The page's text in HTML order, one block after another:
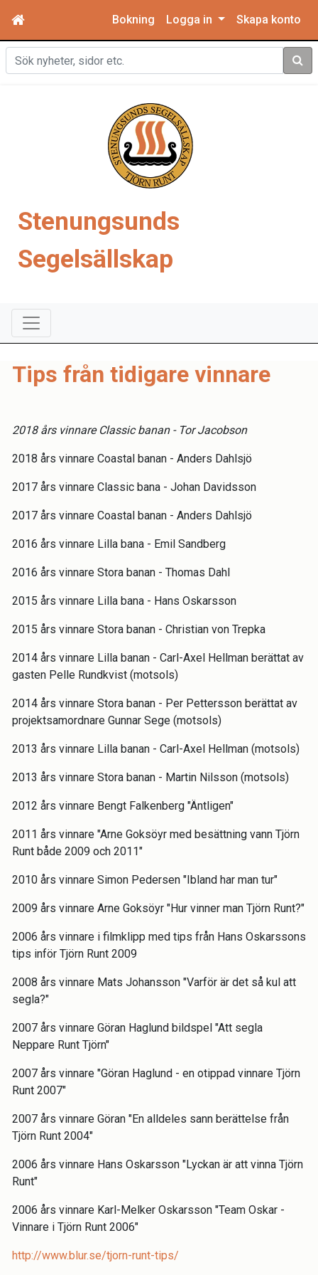
Bokning Logga in Skapa konto
Sök
Stenungsunds
Segelsällskap
Tips från tidigare vinnare
2018 års vinnare Classic banan - Tor Jacobson
2018 års vinnare Coastal banan - Anders Dahlsjö
2017 års vinnare Classic bana - Johan Davidsson
2017 års vinnare Coastal banan - Anders Dahlsjö
2016 års vinnare Lilla bana - Emil Sandberg
2016 års vinnare Stora banan - Thomas Dahl
2015 års vinnare Lilla bana - Hans Oskarsson
2015 års vinnare Stora banan - Christian von Trepka
2014 års vinnare Lilla banan - Carl-Axel Hellman berättat av
gasten Pelle Rundkvist (motsols)
2014 års vinnare Stora banan - Per Pettersson berättat av
projektsamordnare Gunnar Sege (motsols)
2013 års vinnare Lilla banan - Carl-Axel Hellman (motsols)
2013 års vinnare Stora banan - Martin Nilsson (motsols)
2012 års vinnare Bengt Falkenberg "Äntligen"
2011 års vinnare "Arne Goksöyr med besättning vann Tjörn
Runt både 2009 och 2011"
2010 års vinnare Simon Pedersen "Ibland har man tur"
2009 års vinnare Arne Goksöyr "Hur vinner man Tjörn Runt?"
2006 års vinnare i filmklipp med tips från Hans Oskarssons
tips inför Tjörn Runt 2009
2008 års vinnare Mats Johansson "Varför är det så kul att
segla?"
2007 års vinnare Göran Haglund bildspel "Att segla
Neppare Runt Tjörn"
2007 års vinnare "Göran Haglund - en otippad vinnare Tjörn
Runt 2007"
2007 års vinnare Göran "En alldeles sann berättelse från
Tjörn Runt 2004"
2006 års vinnare Hans Oskarsson "Lyckan är att vinna Tjörn
Runt"
2006 års vinnare Karl-Melker Oskarsson "Team Oskar -
Vinnare i Tjörn Runt 2006"
http://www.blur.se/tjorn-runt-tips/